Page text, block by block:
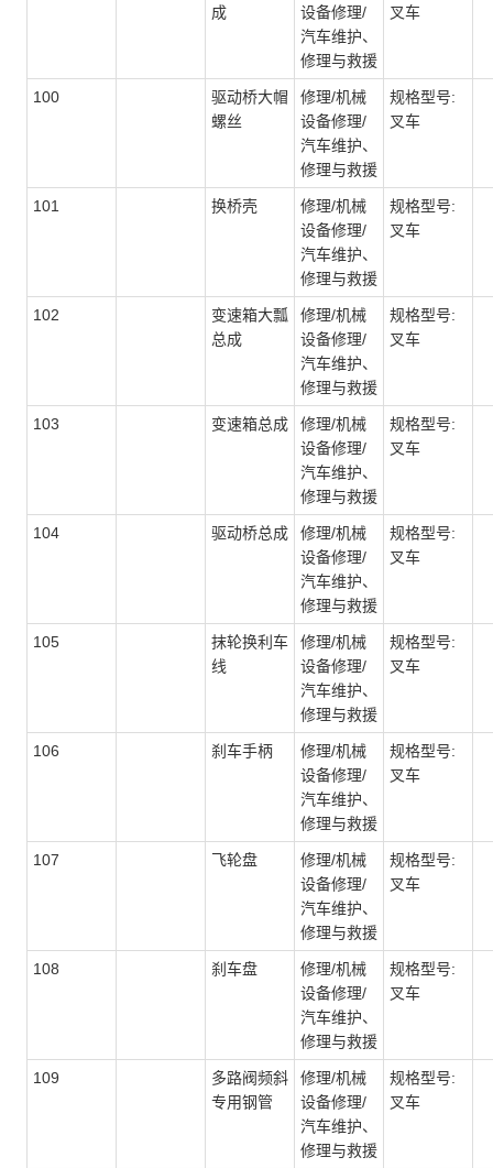
成
设备修理/
汽车维护、
修理与救援
叉车
100
驱动桥大帽
螺丝
修理/机械
设备修理/
汽车维护、
修理与救援
规格型号:
叉车
101 换桥壳
修理/机械
设备修理/
汽车维护、
修理与救援
规格型号:
叉车
102
变速箱大瓢
总成
修理/机械
设备修理/
汽车维护、
修理与救援
规格型号:
叉车
103 变速箱总成
修理/机械
设备修理/
汽车维护、
修理与救援
规格型号:
叉车
104 驱动桥总成
修理/机械
设备修理/
汽车维护、
修理与救援
规格型号:
叉车
105
抹轮换利车
线
修理/机械
设备修理/
汽车维护、
修理与救援
规格型号:
叉车
106 刹车手柄
修理/机械
设备修理/
汽车维护、
修理与救援
规格型号:
叉车
107 飞轮盘
修理/机械
设备修理/
汽车维护、
修理与救援
规格型号:
叉车
108 刹车盘
修理/机械
设备修理/
汽车维护、
修理与救援
规格型号:
叉车
109
多路阀频斜
专用钢管
修理/机械
设备修理/
汽车维护、
修理与救援
规格型号:
叉车